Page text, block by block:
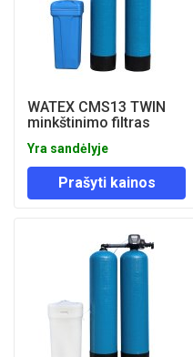
WATEX CMS13 TWIN
minkštinimo filtras
Yra sandėlyje
Prašyti kainos